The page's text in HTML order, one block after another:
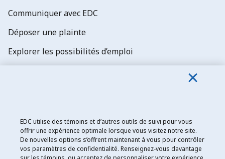
Communiquer avec EDC
Déposer une plainte
Explorer les possibilités d’emploi
Exportation et développement Canada
EDC utilise des témoins et d’autres outils de suivi pour vous
offrir une expérience optimale lorsque vous visitez notre site.
De nouvelles options s’offrent maintenant à vous pour contrôler
vos paramètres de confidentialité. Renseignez-vous davantage